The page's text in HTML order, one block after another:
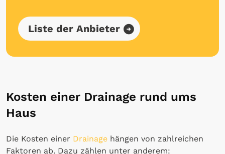
Liste der Anbieter
Kosten einer Drainage rund ums
Haus
Die Kosten einer Drainage hängen von zahlreichen
Faktoren ab. Dazu zählen unter anderem: